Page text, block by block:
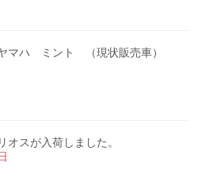
ヤマハ ミント （現状販売車）
スが入荷しました。